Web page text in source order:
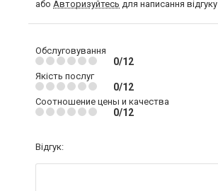
або Авторизуйтесь для написання відгуку
Обслуговування
0/12
Якість послуг
0/12
Соотношение цены и качества
0/12
Відгук: